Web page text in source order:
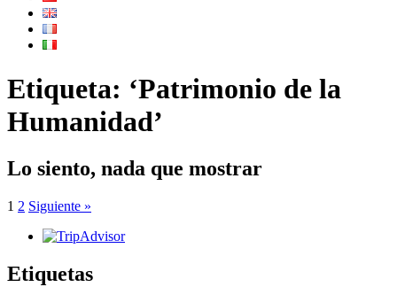
Etiqueta: ‘Patrimonio de la
Humanidad’
Lo siento, nada que mostrar
1 2 Siguiente »
Etiquetas